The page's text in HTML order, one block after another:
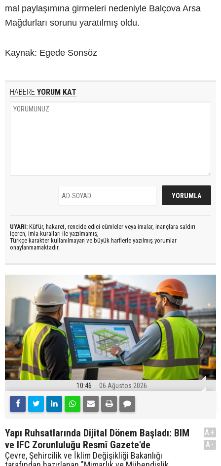
mal paylaşımına girmeleri nedeniyle Balçova Arsa
Mağdurları sorunu yaratılmış oldu.
Kaynak: Egede Sonsöz
HABERE YORUM KAT
UYARI: Küfür, hakaret, rencide edici cümleler veya imalar, inançlara saldırı
içeren, imla kuralları ile yazılmamış,
Türkçe karakter kullanılmayan ve büyük harflerle yazılmış yorumlar
onaylanmamaktadır.
10:46 06 Ağustos 2026
Yapı Ruhsatlarında Dijital Dönem Başladı: BIM
ve IFC Zorunluluğu Resmî Gazete'de
Çevre, Şehircilik ve İklim Değişikliği Bakanlığı
A+
A-